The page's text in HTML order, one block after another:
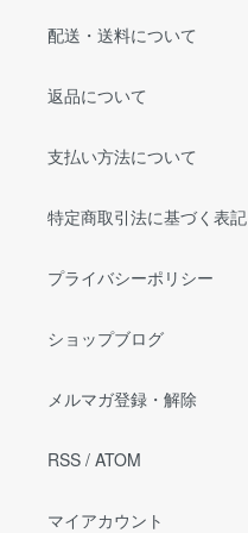
配送・送料について
返品について
支払い方法について
特定商取引法に基づく表記
プライバシーポリシー
ショップブログ
メルマガ登録・解除
RSS / ATOM
マイアカウント